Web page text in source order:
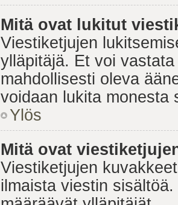
Mitä ovat lukitut
Viestiketjujen
ylläpitäjä. Et voi
mahdollisesti oleva
voidaan lukita monesta
Ylös
Mitä ovat
Viestiketjujen
ilmaista viestin